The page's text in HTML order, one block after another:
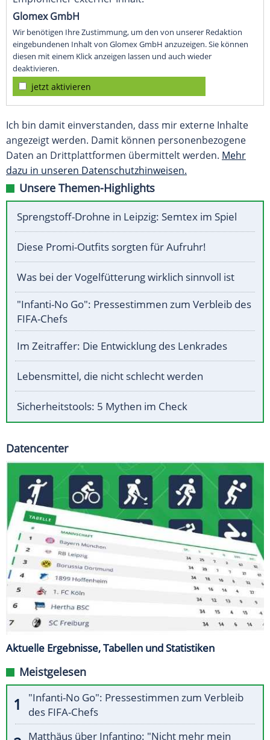
Glomex GmbH
Wir benötigen Ihre Zustimmung, um den von unserer Redaktion
eingebundenen Inhalt von Glomex GmbH anzuzeigen. Sie können
diesen mit einem Klick anzeigen lassen und auch wieder
deaktivieren.
jetzt aktivieren
Ich bin damit einverstanden, dass mir externe Inhalte
angezeigt werden. Damit können personenbezogene
Daten an Drittplattformen übermittelt werden. Mehr
dazu in unseren Datenschutzhinweisen.
Unsere Themen-Highlights
Sprengstoff-Drohne in Leipzig: Semtex im Spiel
Diese Promi-Outfits sorgten für Aufruhr!
Was bei der Vogelfütterung wirklich sinnvoll ist
"Infanti-No Go": Pressestimmen zum Verbleib des
FIFA-Chefs
Im Zeitraffer: Die Entwicklung des Lenkrades
Lebensmittel, die nicht schlecht werden
Sicherheitstools: 5 Mythen im Check
Datencenter
Aktuelle Ergebnisse, Tabellen und Statistiken
Meistgelesen
"Infanti-No Go": Pressestimmen zum Verbleib
des FIFA-Chefs
Matthäus über Infantino: "Nicht mehr mein